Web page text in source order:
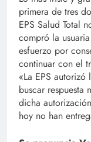
primera de tres
EPS Salud Total
compró la
esfuerzo por
continuar con el
«La EPS
buscar respuesta
dicha
hoy no han